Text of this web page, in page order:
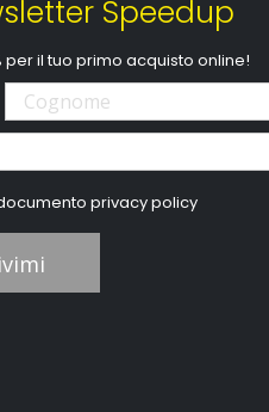
Speedup
per il tuo primo acquisto online!
privacy policy